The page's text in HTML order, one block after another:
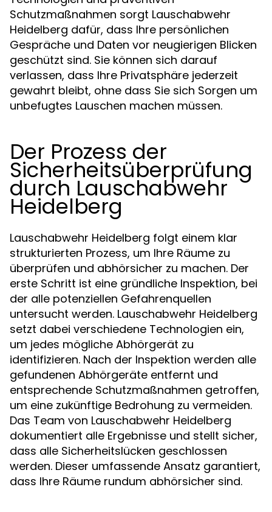
Schutzmaßnahmen sorgt Lauschabwehr
Heidelberg dafür, dass Ihre persönlichen
Gespräche und Daten vor neugierigen Blicken
geschützt sind. Sie können sich darauf
verlassen, dass Ihre Privatsphäre jederzeit
gewahrt bleibt, ohne dass Sie sich Sorgen um
unbefugtes Lauschen machen müssen.
Der Prozess der
Sicherheitsüberprüfung
durch Lauschabwehr
Heidelberg
Lauschabwehr Heidelberg folgt einem klar
strukturierten Prozess, um Ihre Räume zu
überprüfen und abhörsicher zu machen. Der
erste Schritt ist eine gründliche Inspektion, bei
der alle potenziellen Gefahrenquellen
untersucht werden. Lauschabwehr Heidelberg
setzt dabei verschiedene Technologien ein,
um jedes mögliche Abhörgerät zu
identifizieren. Nach der Inspektion werden alle
gefundenen Abhörgeräte entfernt und
entsprechende Schutzmaßnahmen getroffen,
um eine zukünftige Bedrohung zu vermeiden.
Das Team von Lauschabwehr Heidelberg
dokumentiert alle Ergebnisse und stellt sicher,
dass alle Sicherheitslücken geschlossen
werden. Dieser umfassende Ansatz garantiert,
dass Ihre Räume rundum abhörsicher sind.